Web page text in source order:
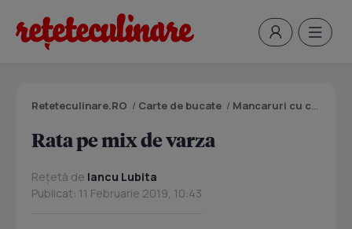
Reteteculinare.RO / Carte de bucate / Mancaruri cu carne
Rata pe mix de varza
Rețetă de Iancu Lubita
Publicat: 11 Februarie 2019, 10:43